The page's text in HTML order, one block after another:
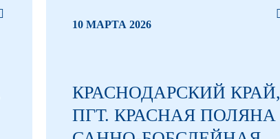
10 МАРТА 2026
КРАСНОДАРСКИЙ КРАЙ,
ПГТ. КРАСНАЯ ПОЛЯНА